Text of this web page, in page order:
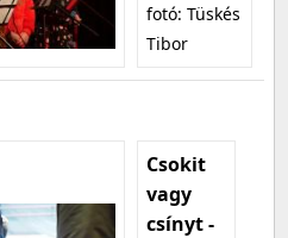
fotó: Tüskés
Tibor
Csokit
vagy
csínyt -